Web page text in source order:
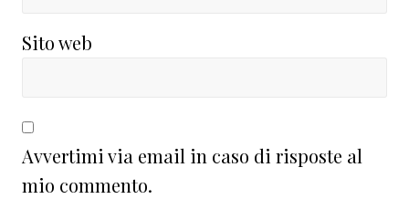
Sito web
Avvertimi via email in caso di risposte al
mio commento.